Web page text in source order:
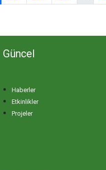
Güncel
Haberler
Etkinlikler
Projeler